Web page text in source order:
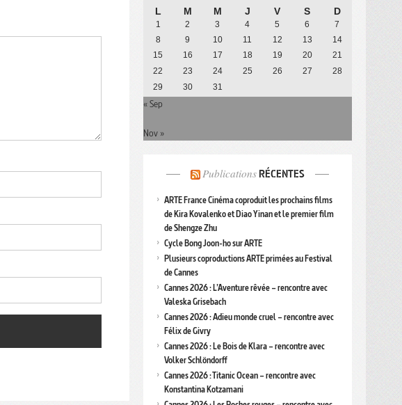
L M M J V S D
1 2 3 4 5 6
7
8
9 10 11 12 13
14
15
16 17 18 19 20
21
22
23 24 25 26 27
28
29
30 31
« Sep
Nov »
Publications RÉCENTES
ARTE France Cinéma coproduit les prochains films
de Kira Kovalenko et Diao Yinan et le premier film
de Shengze Zhu
Cycle Bong Joon-ho sur ARTE
Plusieurs coproductions ARTE primées au Festival
de Cannes
Cannes 2026 : L’Aventure rêvée – rencontre avec
Valeska Grisebach
Cannes 2026 : Adieu monde cruel – rencontre avec
Félix de Givry
Cannes 2026 : Le Bois de Klara – rencontre avec
Volker Schlöndorff
Cannes 2026 : Titanic Ocean – rencontre avec
Konstantina Kotzamani